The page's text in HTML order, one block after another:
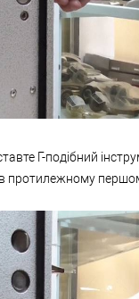
Г-подібний
в протилежному